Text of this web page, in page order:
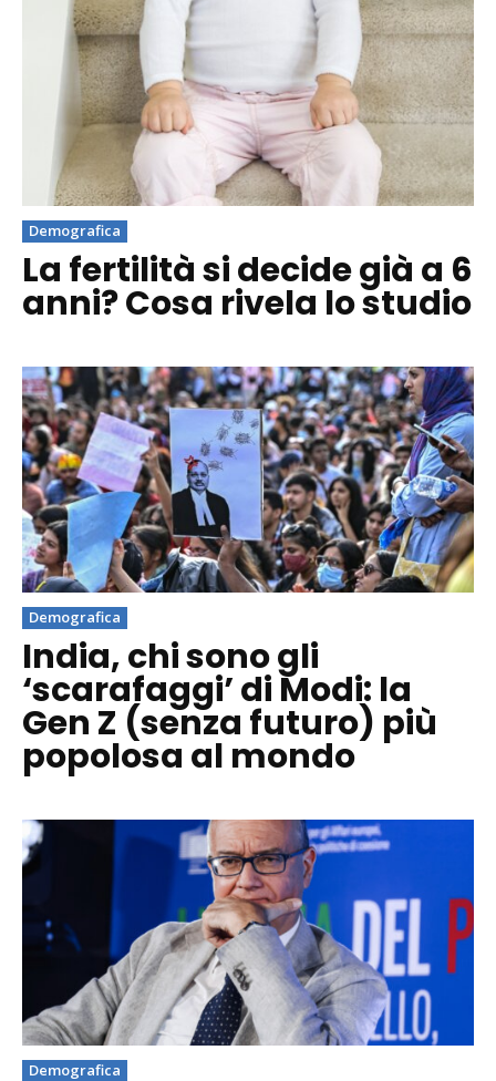
Demografica
La fertilità si decide già a 6
anni? Cosa rivela lo studio
Demografica
India, chi sono gli
‘scarafaggi’ di Modi: la
Gen Z (senza futuro) più
popolosa al mondo
Demografica